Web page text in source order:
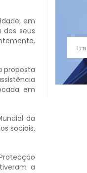
em
seus
proposta
em
da
sociais,
a